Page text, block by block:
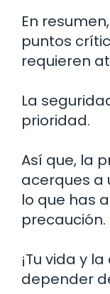
En
puntos
requieren
La
prioridad.
Así que, la
acerques a
lo que has
precaución.
¡Tu vida y
depender